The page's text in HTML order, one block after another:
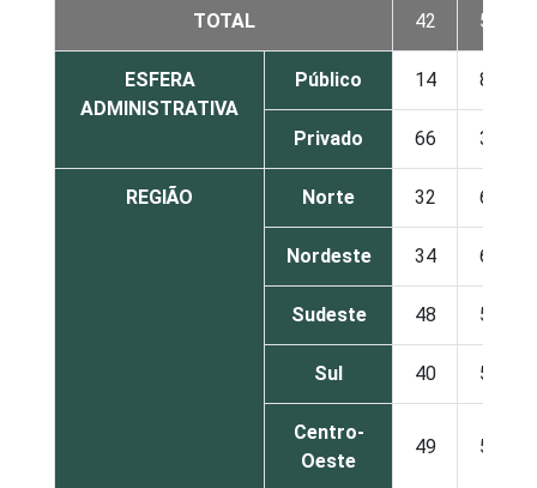
TOTAL 42 57
ESFERA
ADMINISTRATIVA
Público 14 85
Privado 66 34
REGIÃO Norte 32 68
Nordeste 34 65
Sudeste 48 51
Sul 40 59
Centro-
Oeste
49 51